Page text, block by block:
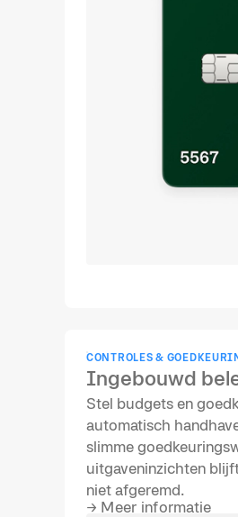
CONTROLES &
Ingebouwd
Stel budgets en
automatisch
slimme
uitgaveninzichten
niet afgeremd.
→ Meer informatie